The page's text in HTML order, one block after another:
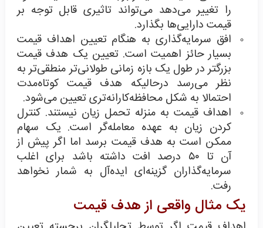
را تغییر می‌دهد می‌تواند تاثیری قابل توجه بر
قیمت دارایی‌ها بگذارد.
افق سرمایه‌گذاری به هنگام تعیین اهداف قیمت
بسیار حائز اهمیت است. تعیین یک هدف قیمت
بزرگتر در طول یک بازه زمانی طولانی‌تر منطقی‌تر به
نظر می‌رسد درحالیکه هدف قیمت کوتاه‌مدت
احتمالا به شکل محافظه‌کارانه‌تری تعیین می‌شود.
اهداف قیمت به منزله تحمل زیان نیستند. کنترل
کردن زیان به عهده معامله‌گر است. یک سهام
ممکن است به هدف قیمت برسد اما اگر پیش از
آن تا ۵۰ درصد افت داشته باشد برای اغلب
سرمایه‌گذاران گزینه‌ای ایده‌آل به شمار نخواهد
رفت.
یک مثال واقعی از هدف قیمت